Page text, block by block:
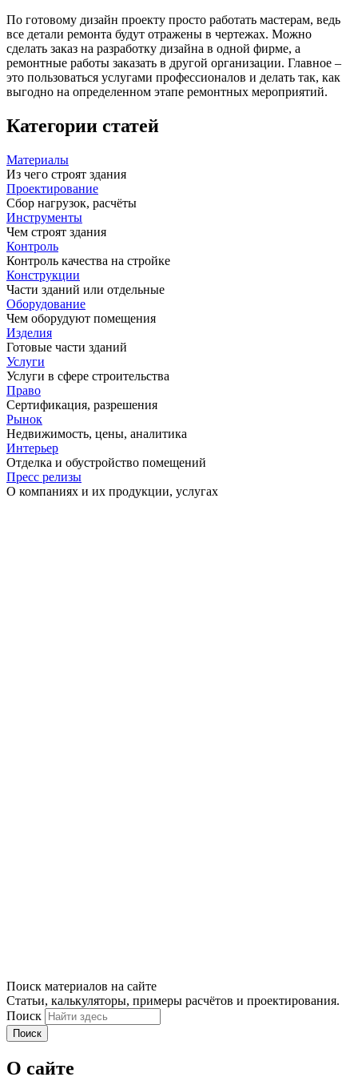
По готовому дизайн проекту просто работать мастерам, ведь
все детали ремонта будут отражены в чертежах. Можно
сделать заказ на разработку дизайна в одной фирме, а
ремонтные работы заказать в другой организации. Главное –
это пользоваться услугами профессионалов и делать так, как
выгодно на определенном этапе ремонтных мероприятий.
Категории статей
Материалы
Из чего строят здания
Проектирование
Сбор нагрузок, расчёты
Инструменты
Чем строят здания
Контроль
Контроль качества на стройке
Конструкции
Части зданий или отдельные
Оборудование
Чем оборудуют помещения
Изделия
Готовые части зданий
Услуги
Услуги в сфере строительства
Право
Сертификация, разрешения
Рынок
Недвижимость, цены, аналитика
Интерьер
Отделка и обустройство помещений
Пресс релизы
О компаниях и их продукции, услугах
Поиск материалов на сайте
Статьи, калькуляторы, примеры расчётов и проектирования.
Поиск
Поиск
О сайте